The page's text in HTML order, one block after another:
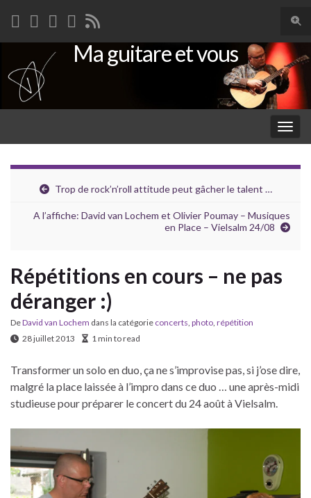
Search for:
Ma guitare et vous
Trop de rock’n’roll attitude peut gâcher le talent …
A l’affiche: David van Lochem et Olivier Poumay – Musiques
en Place – Vielsalm 24/08
Répétitions en cours – ne pas
déranger :)
DeDavid van Lochem dans la catégorie concerts photo répétition
28 juillet 2013
1 min to read
Transformer un solo en duo, ça ne s’improvise pas, si j’ose dire,
malgré la place laissée à l’impro dans ce duo … une après-midi
studieuse pour préparer le concert du 24 août à Vielsalm.